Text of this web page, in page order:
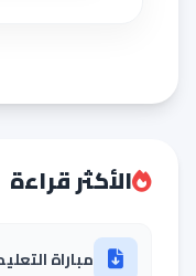
الأكثر قراءة
مباراة